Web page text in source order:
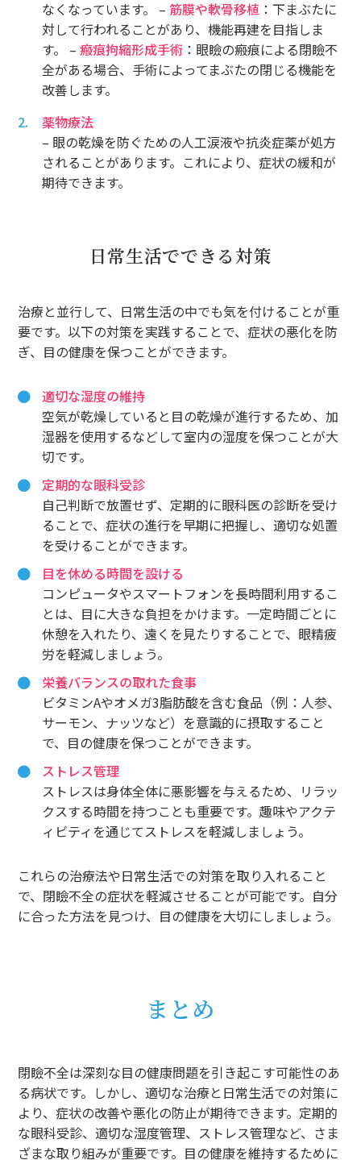
なくなっています。 – 筋膜や軟骨移植 ：下まぶたに
対して行われることがあり、機能再建を目指しま
す。 –瘢痕拘縮形成手術 ：眼瞼の瘢痕による閉瞼不
全がある場合、手術によってまぶたの閉じる機能を
改善します。
薬物療法
– 眼の乾燥を防ぐための人工涙液や抗炎症薬が処方
されることがあります。これにより、症状の緩和が
期待できます。
日常生活でできる対策
治療と並行して、日常生活の中でも気を付けることが重
要です。以下の対策を実践することで、症状の悪化を防
ぎ、目の健康を保つことができます。
適切な湿度の維持
空気が乾燥していると目の乾燥が進行するため、加
湿器を使用するなどして室内の湿度を保つことが大
切です。
定期的な眼科受診
自己判断で放置せず、定期的に眼科医の診断を受け
ることで、症状の進行を早期に把握し、適切な処置
を受けることができます。
目を休める時間を設ける
コンピュータやスマートフォンを長時間利用するこ
とは、目に大きな負担をかけます。一定時間ごとに
休憩を入れたり、遠くを見たりすることで、眼精疲
労を軽減しましょう。
栄養バランスの取れた食事
ビタミンAやオメガ3脂肪酸を含む食品（例：人参、
サーモン、ナッツなど）を意識的に摂取すること
で、目の健康を保つことができます。
ストレス管理
ストレスは身体全体に悪影響を与えるため、リラッ
クスする時間を持つことも重要です。趣味やアクテ
ィビティを通じてストレスを軽減しましょう。
これらの治療法や日常生活での対策を取り入れること
で、閉瞼不全の症状を軽減させることが可能です。自分
に合った方法を見つけ、目の健康を大切にしましょう。
まとめ
閉瞼不全は深刻な目の健康問題を引き起こす可能性のあ
る病状です。しかし、適切な治療と日常生活での対策に
より、症状の改善や悪化の防止が期待できます。定期的
な眼科受診、適切な湿度管理、ストレス管理など、さま
ざまな取り組みが重要です。目の健康を維持するために